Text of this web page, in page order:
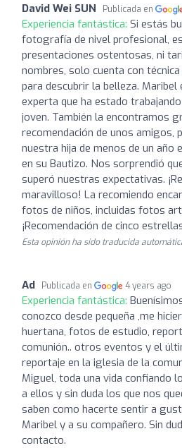
David Wei SUN Publicada en
Experiencia fantástica: Si estás
fotografía de nivel profesional,
presentaciones ostentosas, ni
nombres, solo cuenta con
para descubrir la belleza.
experta que ha estado
joven. También la encontramos
recomendación de unos amigos,
nuestra hija de menos de un año
en su Bautizo. Nos sorprendió
superó nuestras expectativas.
maravilloso! La recomiendo
fotos de niños, incluidas fotos
¡Recomendación de cinco
Esta opinión ha sido traducida
Ad Publicada en 4 years ago
Experiencia fantástica:
conozco desde pequeña ,me
huertana, fotos de estudio,
comunión.. otros eventos y el
reportaje en la iglesia de la
Miguel, toda una vida confiando
a ellos y sin duda los que nos
saben como hacerte sentir a
Maribel y a su compañero. Sin
contacto.